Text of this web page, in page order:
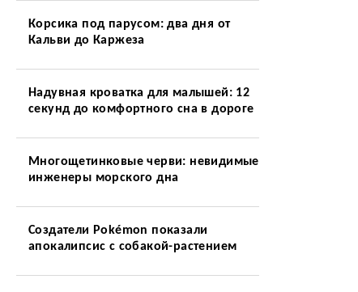
Корсика под парусом: два дня от
Кальви до Каржеза
Надувная кроватка для малышей: 12
секунд до комфортного сна в дороге
Многощетинковые черви: невидимые
инженеры морского дна
Создатели Pokémon показали
апокалипсис с собакой-растением